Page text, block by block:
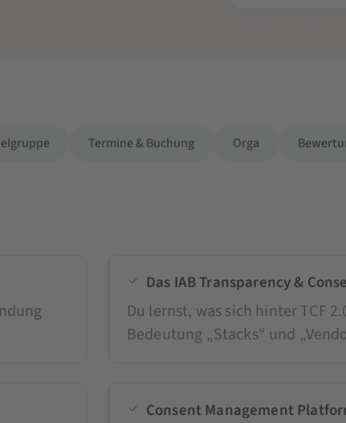
Termine & Buchung Orga
Das IAB Transparency &
Du lernst, was sich hinter TCF
Bedeutung „Stacks“ und
Consent Management